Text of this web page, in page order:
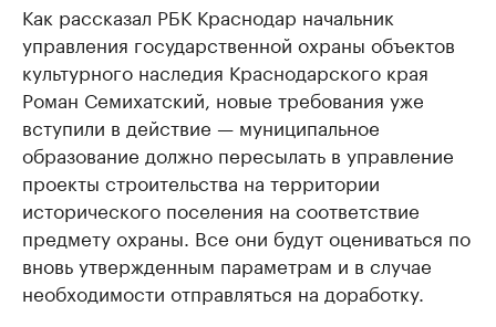
Как рассказал РБК Краснодар начальник
управления государственной охраны объектов
культурного наследия Краснодарского края
Роман Семихатский, новые требования уже
вступили в действие — муниципальное
образование должно пересылать в управление
проекты строительства на территории
исторического поселения на соответствие
предмету охраны. Все они будут оцениваться по
вновь утвержденным параметрам и в случае
необходимости отправляться на доработку.